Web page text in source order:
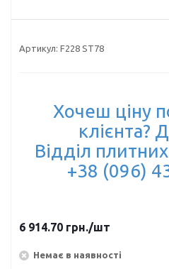
Артикул: F228 ST78
Хочеш ціну
клієнта?
Відділ
+38 (096)
6 914.70 грн./шт
Немає в наявності